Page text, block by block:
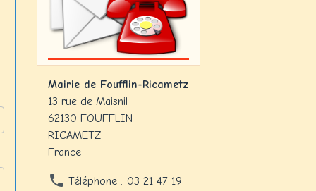
Mairie de Foufflin-Ricametz
13 rue de Maisnil
62130 FOUFFLIN
RICAMETZ
France
Téléphone : 03 21 47 19